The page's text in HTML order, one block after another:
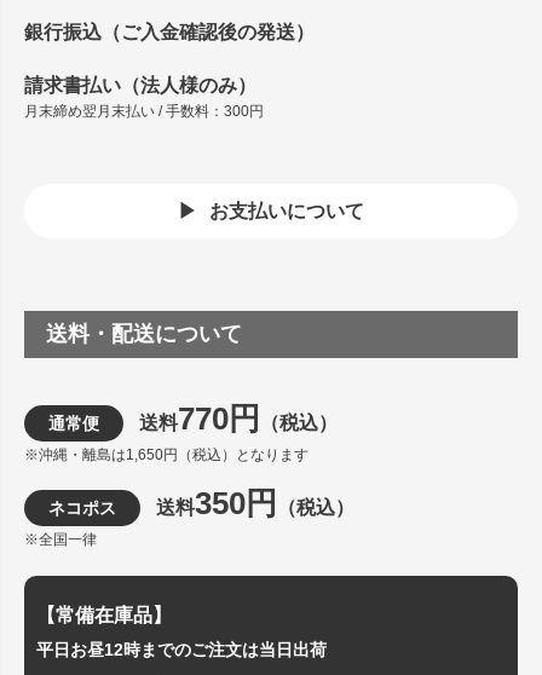
銀行振込（ご入金確認後の発送）
請求書払い（法人様のみ）
月末締め翌月末払い / 手数料：300円
お支払いについて
送料・配送について
通常便 送料770円 （税込）
※沖縄・離島は1,650円（税込）となります
ネコポス 送料350円 （税込）
※全国一律
【常備在庫品】
平日お昼12時までのご注文は当日出荷